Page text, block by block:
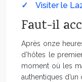
Visiter le
Faut-il
Après onze
d’hôtes le
moment où les
authentiques